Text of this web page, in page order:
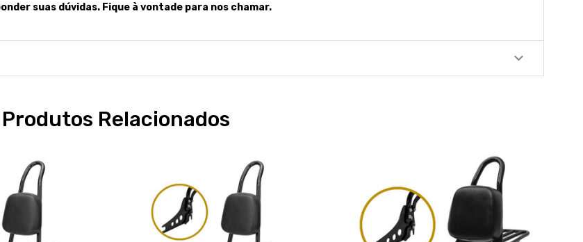
suas dúvidas. Fique à vontade para nos chamar.
Produtos Relacionados